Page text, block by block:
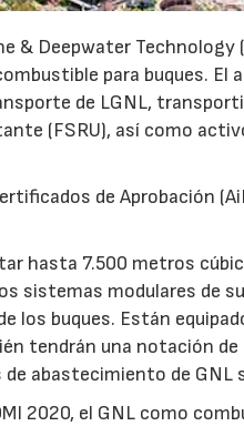
& Deepwater Technology
para buques. El
de LGNL,
(FSRU), así como
de Aprobación
hasta 7.500 metros
sistemas modulares de
los buques. Están
tendrán una notación de
abastecimiento de GNL
2020, el GNL como